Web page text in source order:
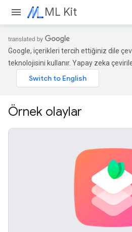
ML Kit
Google, içerikleri tercih ettiğiniz dile
teknolojisini kullanır. Yapay zeka
Örnek olaylar